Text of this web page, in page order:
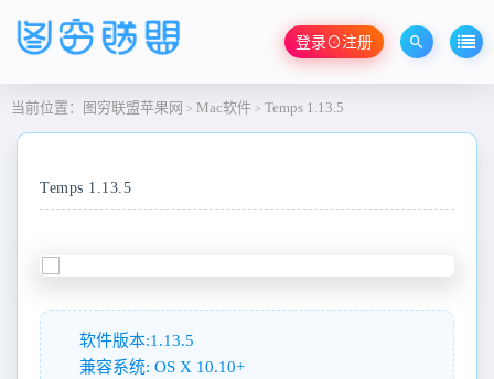
登录⊙注册
当前位置： 图穷联盟苹果网 > Mac软件 > Temps 1.13.5
Temps 1.13.5
软件版本:1.13.5
兼容系统: OS X 10.10+